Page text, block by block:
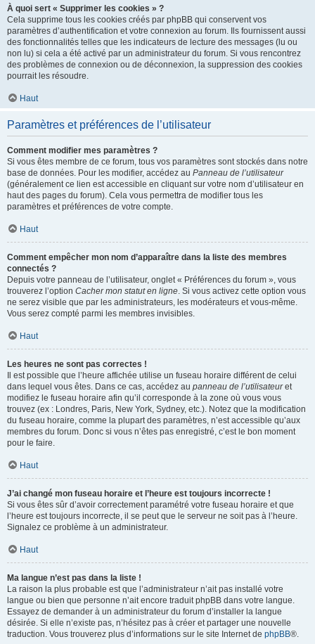
À quoi sert « Supprimer les cookies » ?
Cela supprime tous les cookies créés par phpBB qui conservent vos
paramètres d’authentification et votre connexion au forum. Ils fournissent aussi
des fonctionnalités telles que les indicateurs de lecture des messages (lu ou
non lu) si cela a été activé par un administrateur du forum. Si vous rencontrez
des problèmes de connexion ou de déconnexion, la suppression des cookies
pourrait les résoudre.
Haut
Paramètres et préférences de l’utilisateur
Comment modifier mes paramètres ?
Si vous êtes membre de ce forum, tous vos paramètres sont stockés dans notre
base de données. Pour les modifier, accédez au Panneau de l’utilisateur
(généralement ce lien est accessible en cliquant sur votre nom d’utilisateur en
haut des pages du forum). Cela vous permettra de modifier tous les
paramètres et préférences de votre compte.
Haut
Comment empêcher mon nom d’apparaître dans la liste des membres
connectés ?
Depuis votre panneau de l’utilisateur, onglet « Préférences du forum », vous
trouverez l’option Cacher mon statut en ligne. Si vous activez cette option vous
ne serez visible que par les administrateurs, les modérateurs et vous-même.
Vous serez compté parmi les membres invisibles.
Haut
Les heures ne sont pas correctes !
Il est possible que l’heure affichée utilise un fuseau horaire différent de celui
dans lequel vous êtes. Dans ce cas, accédez au panneau de l’utilisateuret
modifiez le fuseau horaire afin qu’il corresponde à la zone où vous vous
trouvez (ex : Londres, Paris, New York, Sydney, etc.). Notez que la modification
du fuseau horaire, comme la plupart des paramètres, n’est accessible qu’aux
membres du forum. Donc si vous n’êtes pas enregistré, c’est le bon moment
pour le faire.
Haut
J’ai changé mon fuseau horaire et l’heure est toujours incorrecte !
Si vous êtes sûr d’avoir correctement paramétré votre fuseau horaire et que
l’heure est toujours incorrecte, il se peut que le serveur ne soit pas à l’heure.
Signalez ce problème à un administrateur.
Haut
Ma langue n’est pas dans la liste !
La raison la plus probable est que l’administrateur n’ait pas installé votre
langue ou bien que personne n’ait encore traduit phpBB dans votre langue.
Essayez de demander à un administrateur du forum d’installer la langue
désirée. Si elle n’existe pas, n’hésitez pas à créer et partager une nouvelle
traduction. Vous trouverez plus d’informations sur le site Internet de phpBB®.